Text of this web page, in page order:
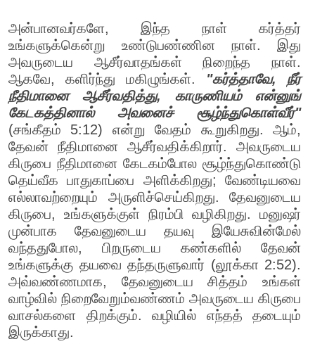
அன்பானவர்களே, இந்த நாள் கர்த்தர்
உங்களுக்கென்று உண்டுபண்ணின நாள். இது
அவருடைய ஆசீர்வாதங்கள் நிறைந்த நாள்.
ஆகவே, களிர்ந்து மகிழுங்கள். "கர்த்தாவே, நீர்
நீதிமானை ஆசீர்வதித்து, காருணியம் என்னுங்
கேடகத்தினால் அவனைச் சூழ்ந்துகொள்வீர்"
(சங்கீதம் 5:12) என்று வேதம் கூறுகிறது. ஆம்,
தேவன் நீதிமானை ஆசீர்வதிக்கிறார். அவருடைய
கிருபை நீதிமானை கேடகம்போல சூழ்ந்துகொண்டு
தெய்வீக பாதுகாப்பை அளிக்கிறது; வேண்டியவை
எல்லாவற்றையும் அருளிச்செய்கிறது. தேவனுடைய
கிருபை, உங்களுக்குள் நிரம்பி வழிகிறது. மனுஷர்
முன்பாக தேவனுடைய தயவு இயேசுவின்மேல்
வந்ததுபோல, பிறருடைய கண்களில் தேவன்
உங்களுக்கு தயவை தந்தருளுவார் (லூக்கா 2:52).
அவ்வண்ணமாக, தேவனுடைய சித்தம் உங்கள்
வாழ்வில் நிறைவேறும்வண்ணம் அவருடைய கிருபை
வாசல்களை திறக்கும். வழியில் எந்தத் தடையும்
இருக்காது.